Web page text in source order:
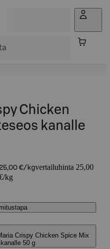
Chicken
kanalle
€/kgvertailuhinta 25,00
kg
Crispy Chicken Spice Mix
50 g